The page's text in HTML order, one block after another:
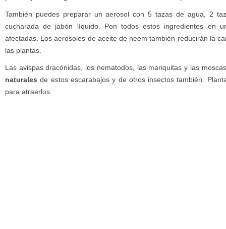
También puedes preparar un aerosol con 5 tazas de agua, 2
cucharada de jabón líquido. Pon todos estos ingredientes en
afectadas. Los aerosoles de aceite de neem también reducirán la
las plantas.
Las avispas dracónidas, los nematodos, las mariquitas y las
naturales de estos escarabajos y de otros insectos también.
para atraerlos.